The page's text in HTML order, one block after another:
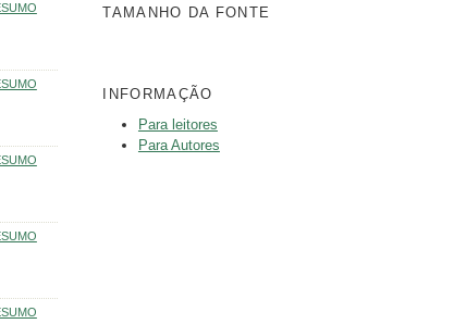
TAMANHO DA FONTE
INFORMAÇÃO
Para leitores
Para Autores